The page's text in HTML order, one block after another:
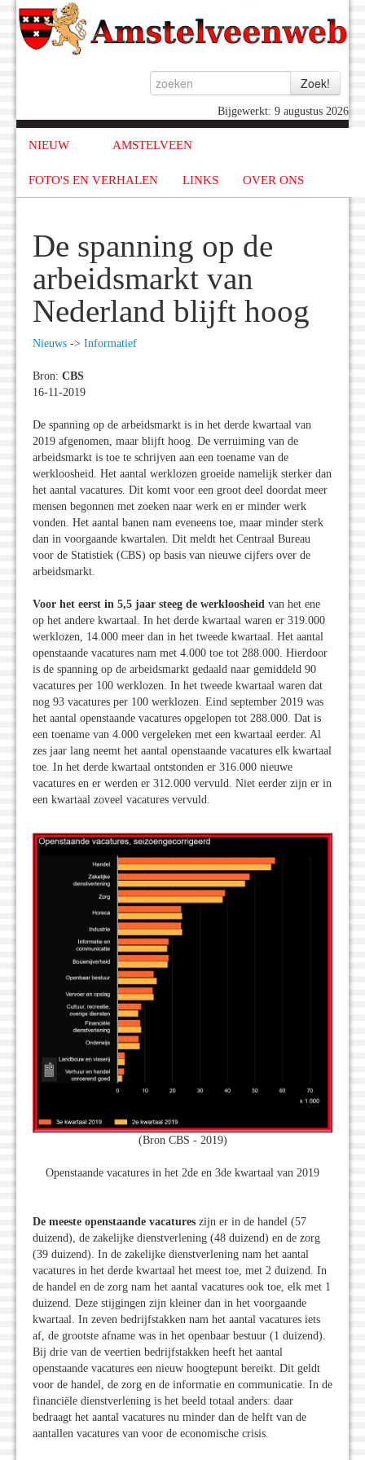
Bijgewerkt: 9 augustus 2026
NIEUW AMSTELVEEN
FOTO'S EN VERHALEN LINKS OVER ONS
De spanning op de
arbeidsmarkt van
Nederland blijft hoog
Nieuws -> Informatief
Bron: CBS
16-11-2019
De spanning op de arbeidsmarkt is in het derde kwartaal van
2019 afgenomen, maar blijft hoog. De verruiming van de
arbeidsmarkt is toe te schrijven aan een toename van de
werkloosheid. Het aantal werklozen groeide namelijk sterker dan
het aantal vacatures. Dit komt voor een groot deel doordat meer
mensen begonnen met zoeken naar werk en er minder werk
vonden. Het aantal banen nam eveneens toe, maar minder sterk
dan in voorgaande kwartalen. Dit meldt het Centraal Bureau
voor de Statistiek (CBS) op basis van nieuwe cijfers over de
arbeidsmarkt.
Voor het eerst in 5,5 jaar steeg de werkloosheid van het ene
op het andere kwartaal. In het derde kwartaal waren er 319.000
werklozen, 14.000 meer dan in het tweede kwartaal. Het aantal
openstaande vacatures nam met 4.000 toe tot 288.000. Hierdoor
is de spanning op de arbeidsmarkt gedaald naar gemiddeld 90
vacatures per 100 werklozen. In het tweede kwartaal waren dat
nog 93 vacatures per 100 werklozen. Eind september 2019 was
het aantal openstaande vacatures opgelopen tot 288.000. Dat is
een toename van 4.000 vergeleken met een kwartaal eerder. Al
zes jaar lang neemt het aantal openstaande vacatures elk kwartaal
toe. In het derde kwartaal ontstonden er 316.000 nieuwe
vacatures en er werden er 312.000 vervuld. Niet eerder zijn er in
een kwartaal zoveel vacatures vervuld.
(Bron CBS - 2019)
Openstaande vacatures in het 2de en 3de kwartaal van 2019
De meeste openstaande vacatures zijn er in de handel (57
duizend), de zakelijke dienstverlening (48 duizend) en de zorg
(39 duizend). In de zakelijke dienstverlening nam het aantal
vacatures in het derde kwartaal het meest toe, met 2 duizend. In
de handel en de zorg nam het aantal vacatures ook toe, elk met 1
duizend. Deze stijgingen zijn kleiner dan in het voorgaande
kwartaal. In zeven bedrijfstakken nam het aantal vacatures iets
af, de grootste afname was in het openbaar bestuur (1 duizend).
Bij drie van de veertien bedrijfstakken heeft het aantal
openstaande vacatures een nieuw hoogtepunt bereikt. Dit geldt
voor de handel, de zorg en de informatie en communicatie. In de
financiële dienstverlening is het beeld totaal anders: daar
bedraagt het aantal vacatures nu minder dan de helft van de
aantallen vacatures van voor de economische crisis.